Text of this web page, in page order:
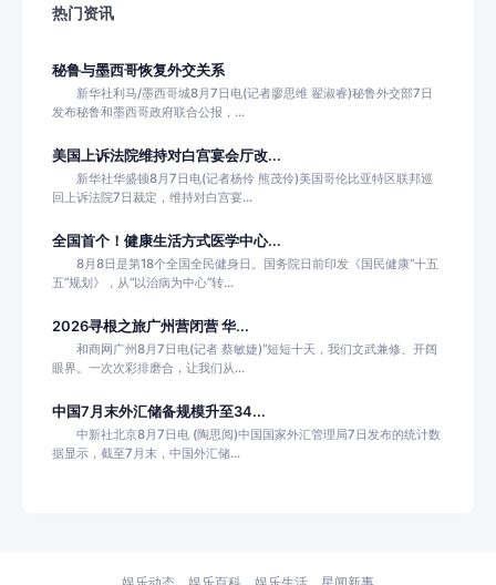
热门资讯
秘鲁与墨西哥恢复外交关系
新华社利马/墨西哥城8月7日电(记者廖思维 翟淑睿)秘鲁外交部7日
发布秘鲁和墨西哥政府联合公报，...
美国上诉法院维持对白宫宴会厅改...
新华社华盛顿8月7日电(记者杨伶 熊茂伶)美国哥伦比亚特区联邦巡
回上诉法院7日裁定，维持对白宫宴...
全国首个！健康生活方式医学中心...
8月8日是第18个全国全民健身日。国务院日前印发《国民健康“十五
五”规划》，从“以治病为中心”转...
2026寻根之旅广州营闭营 华...
和商网广州8月7日电(记者 蔡敏婕)“短短十天，我们文武兼修、开阔
眼界。一次次彩排磨合，让我们从...
中国7月末外汇储备规模升至34...
中新社北京8月7日电 (陶思阅)中国国家外汇管理局7日发布的统计数
据显示，截至7月末，中国外汇储...